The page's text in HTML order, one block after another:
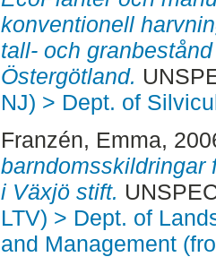
konventionell
tall- och
Östergötland.
NJ) > Dept. of
Franzén, Emma,
barndomsskildringar
i Växjö stift.
LTV) > Dept. of
and Management